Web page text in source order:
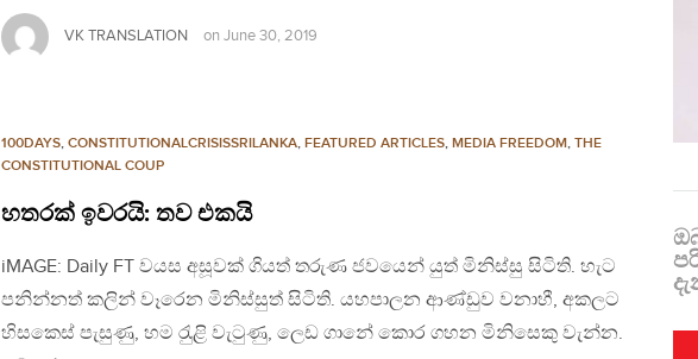
VK TRANSLATION on June 30, 2019
100DAYS, CONSTITUTIONALCRISISSRILANKA, FEATURED ARTICLES, MEDIA FREEDOM, THE
CONSTITUTIONAL COUP
හතරක් ඉවරයි: තව එකයි
iMAGE: Daily FT වයස අසූවක් ගියත් තරුණ ජවයෙන් යුත් මිනිස්සු සිටිති. හැට
පනින්නත් කලින් වෑරෙන මිනිස්සුත් සිටිති. යහපාලන ආණ්ඩුව වනාහී, අකලට
හිසකෙස් පැසුණු, හම රැුළි වැටුණු, ලෙඩ ගානේ කොර ගහන මිනිසෙකු වැන්න.